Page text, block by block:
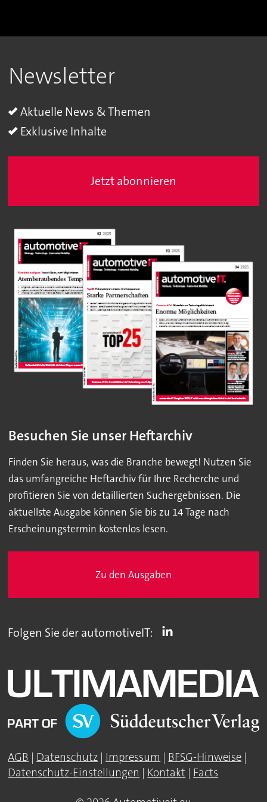
Newsletter
Aktuelle News & Themen
Exklusive Inhalte
Jetzt abonnieren
Besuchen Sie unser Heftarchiv
Finden Sie heraus, was die Branche bewegt! Nutzen Sie
das umfangreiche Heftarchiv für Ihre Recherche und
profitieren Sie von detaillierten Suchergebnissen. Die
aktuellste Ausgabe können Sie bis zu 14 Tage nach
Erscheinungstermin kostenlos lesen.
Zu den Ausgaben
Folgen Sie der automotiveIT:
AGB | Datenschutz | Impressum | BFSG-Hinweise |
Datenschutz-Einstellungen | Kontakt | Facts